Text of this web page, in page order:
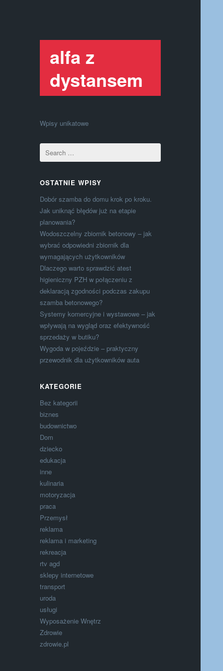
alfa z
dystansem
Wpisy unikatowe
OSTATNIE WPISY
Dobór szamba do domu krok po kroku.
Jak uniknąć błędów już na etapie
planowania?
Wodoszczelny zbiornik betonowy – jak
wybrać odpowiedni zbiornik dla
wymagających użytkowników
Dlaczego warto sprawdzić atest
higieniczny PZH w połączeniu z
deklaracją zgodności podczas zakupu
szamba betonowego?
Systemy komercyjne i wystawowe – jak
wpływają na wygląd oraz efektywność
sprzedaży w butiku?
Wygoda w pojeździe – praktyczny
przewodnik dla użytkowników auta
KATEGORIE
Bez kategorii
biznes
budownictwo
Dom
dziecko
edukacja
inne
kulinaria
motoryzacja
praca
Przemysł
reklama
reklama i marketing
rekreacja
rtv agd
sklepy internetowe
transport
uroda
usługi
Wyposażenie Wnętrz
Zdrowie
zdrowie.pl